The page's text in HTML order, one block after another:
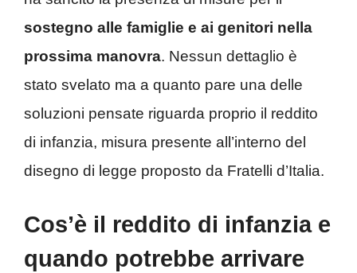
sostegno alle famiglie e ai genitori nella
prossima manovra. Nessun dettaglio è
stato svelato ma a quanto pare una delle
soluzioni pensate riguarda proprio il reddito
di infanzia, misura presente all’interno del
disegno di legge proposto da Fratelli d’Italia.
Cos’è il reddito di infanzia e
quando potrebbe arrivare